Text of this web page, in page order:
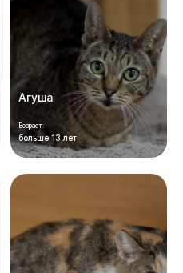
Агуша
Возраст:
больше 13 лет